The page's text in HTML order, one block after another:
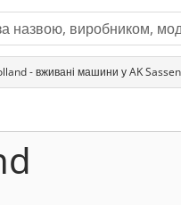
- вживані машини у AK